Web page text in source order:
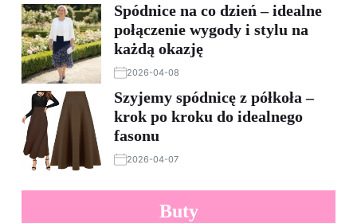
Spódnice na co dzień – idealne
połączenie wygody i stylu na
każdą okazję
2026-04-08
Szyjemy spódnicę z półkoła –
krok po kroku do idealnego
fasonu
2026-04-07
Buty